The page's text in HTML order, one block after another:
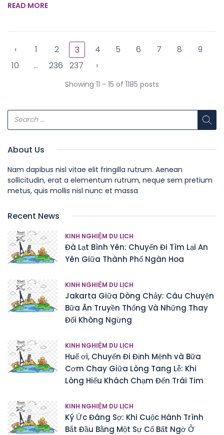
READ MORE
‹ 1 2 3 4 5 6 7 8
9
10
... 236 237 ›
Showing 11 - 15 of 1185 posts
About Us
Nam dapibus nisl vitae elit fringilla rutrum. Aenean
sollicitudin, erat a elementum rutrum, neque sem pretium
metus, quis mollis nisl nunc et massa
Recent News
KINH NGHIỆM DU LỊCH
Đà Lạt Bình Yên: Chuyến Đi Tìm Lại An
Yên Giữa Thành Phố Ngàn Hoa
KINH NGHIỆM DU LỊCH
Jakarta Giữa Dòng Chảy: Câu Chuyện
Bữa Ăn Truyền Thống Và Những Thay
Đổi Không Ngừng
KINH NGHIỆM DU LỊCH
Huế ơi, Chuyến Đi Định Mệnh và Bữa
Cơm Chay Giữa Lòng Tang Lễ: Khi
Lòng Hiếu Khách Chạm Đến Trái Tim
KINH NGHIỆM DU LỊCH
Ký Ức Đáng Sợ: Khi Cuộc Hành Trình
Bắt Đầu Bằng Một Sự Cố Bất Ngờ Ở